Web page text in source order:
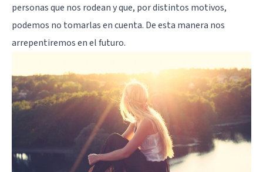
personas que nos rodean y que, por distintos motivos,
podemos no tomarlas en cuenta. De esta manera nos
arrepentiremos en el futuro.